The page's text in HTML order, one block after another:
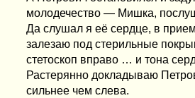
молодечество — Мишка,
Да слушал я её сердце, в
залезаю под стерильные
стетоскоп вправо … и тона
Растерянно докладываю
сильнее чем слева.